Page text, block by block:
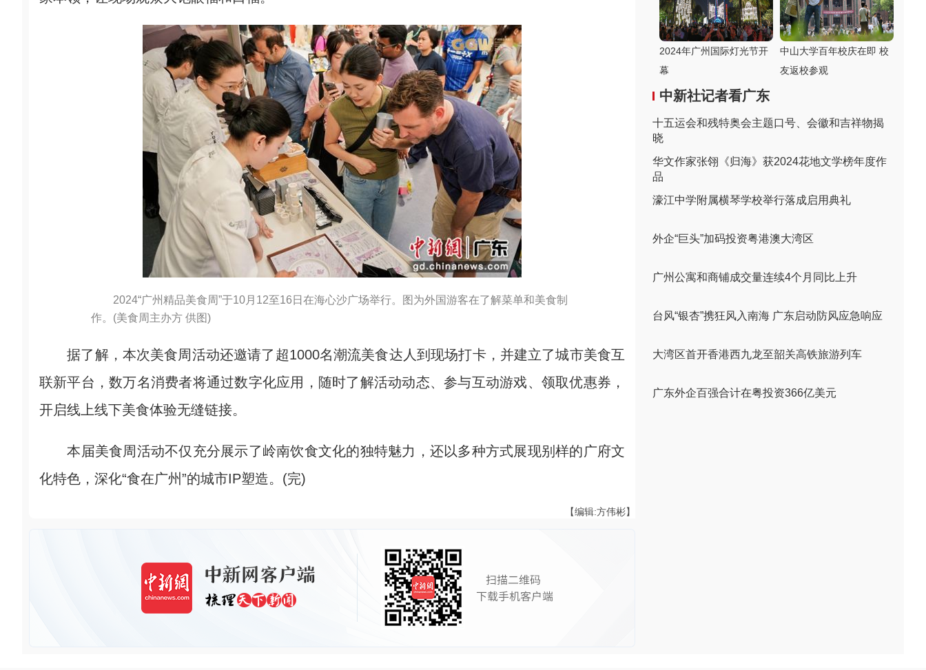
2024“广州精品美食周”于10月12至16日在海心沙广场举行。图为外国游客在了解菜单和美食制
作。(美食周主办方 供图)
据了解，本次美食周活动还邀请了超1000名潮流美食达人到现场打卡，并建立了城市美食互
联新平台，数万名消费者将通过数字化应用，随时了解活动动态、参与互动游戏、领取优惠券，
开启线上线下美食体验无缝链接。
本届美食周活动不仅充分展示了岭南饮食文化的独特魅力，还以多种方式展现别样的广府文
化特色，深化“食在广州”的城市IP塑造。(完)
【编辑:方伟彬】
2024年广州国际灯光节开
幕
中山大学百年校庆在即 校
友返校参观
中新社记者看广东
十五运会和残特奥会主题口号、会徽和吉祥物揭
晓
华文作家张翎《归海》获2024花地文学榜年度作
品
濠江中学附属横琴学校举行落成启用典礼
外企“巨头”加码投资粤港澳大湾区
广州公寓和商铺成交量连续4个月同比上升
台风“银杏”携狂风入南海 广东启动防风应急响应
大湾区首开香港西九龙至韶关高铁旅游列车
广东外企百强合计在粤投资366亿美元